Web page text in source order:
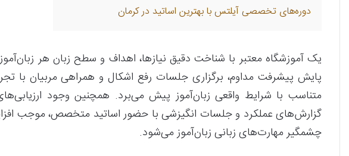
دوره‌های تخصصی آیلتس با بهترین اساتید در کرمان
یک آموزشگاه معتبر با شناخت دقیق نیازها، اهداف و سطح زبان هر
پایش پیشرفت مداوم، برگزاری جلسات رفع اشکال و همراهی مربیان با
متناسب با شرایط واقعی زبان‌آموز پیش می‌برد. همچنین وجود
گزارش‌های عملکرد و جلسات انگیزشی با حضور اساتید متخصص، موجب
چشمگیر مهارت‌های زبانی زبان‌آموز می‌شود.